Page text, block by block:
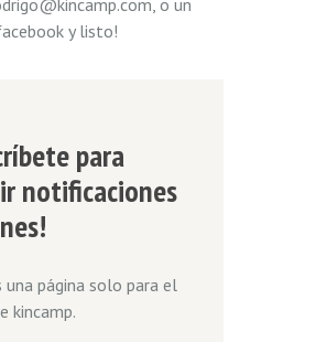
y listo!
para
notificaciones
una página solo para el
kincamp.